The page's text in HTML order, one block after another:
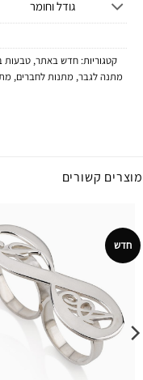
גודל וחומר
קטגוריות: חדש באתר, טבעות
מתנה לגבר, מתנות לחברים,
מוצרים קשורים
חדש